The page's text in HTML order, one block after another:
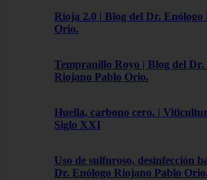
Rioja 2.0 | Blog del Dr. Enólogo
Orio.
Tempranillo Royo | Blog del Dr.
Riojano Pablo Orio.
Huella, carbono cero. |
Siglo XXI
Uso de sulfuroso, desinfección
Dr. Enólogo Riojano Pablo Orio.